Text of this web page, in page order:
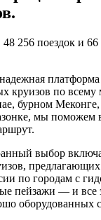
48 256 поездок и
круизов по всему
бурном
мы поможем
выбор
по городам с
пейзажи — и все
оборудованных